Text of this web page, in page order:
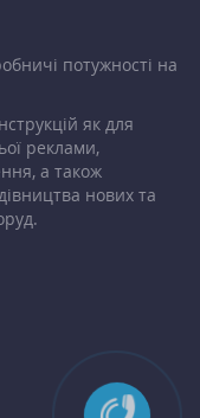
потужності на
як для
реклами,
а також
нових та